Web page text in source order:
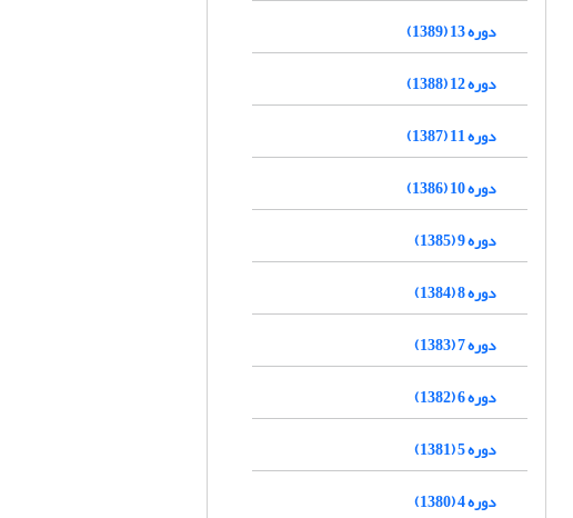
دوره 13 (1389)
دوره 12 (1388)
دوره 11 (1387)
دوره 10 (1386)
دوره 9 (1385)
دوره 8 (1384)
دوره 7 (1383)
دوره 6 (1382)
دوره 5 (1381)
دوره 4 (1380)